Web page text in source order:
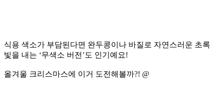
식용 색소가 부담된다면 완두콩이나 바질로 자연스러운 초록
빛을 내는 ‘무색소 버전’도 인기예요!
올겨울 크리스마스에 이거 도전해볼까?! @